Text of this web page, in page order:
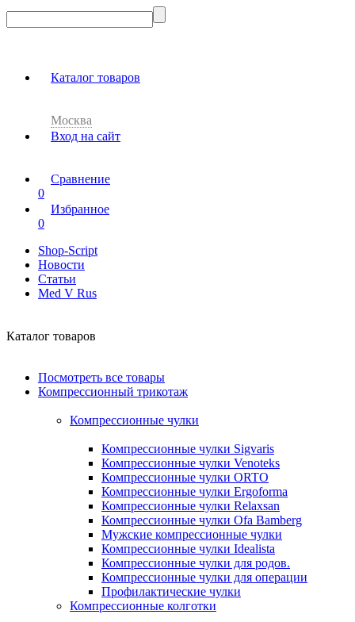
Каталог товаров
Москва
Вход на сайт
Сравнение
0
Избранное
0
Shop-Script
Новости
Статьи
Med V Rus
Каталог товаров
Посмотреть все товары
Компрессионный трикотаж
Компрессионные чулки
Компрессионные чулки Sigvaris
Компрессионные чулки Venoteks
Компрессионные чулки ORTO
Компрессионные чулки Ergoforma
Компрессионные чулки Relaxsan
Компрессионные чулки Ofa Bamberg
Мужские компрессионные чулки
Компрессионные чулки Idealista
Компрессионные чулки для родов.
Компрессионные чулки для операции
Профилактические чулки
Компрессионные колготки